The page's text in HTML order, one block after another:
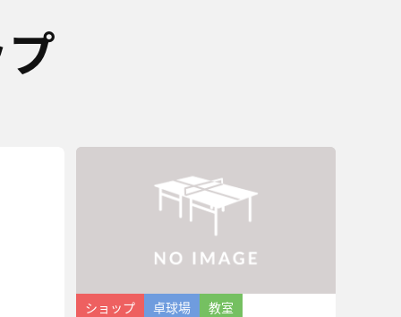
ショップ 卓球場 教室